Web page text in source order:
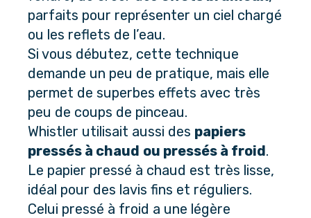
parfaits pour représenter un ciel chargé
ou les reflets de l’eau.
Si vous débutez, cette technique
demande un peu de pratique, mais elle
permet de superbes effets avec très
peu de coups de pinceau.
Whistler utilisait aussi des papiers
pressés à chaud ou pressés à froid.
Le papier pressé à chaud est très lisse,
idéal pour des lavis fins et réguliers.
Celui pressé à froid a une légère